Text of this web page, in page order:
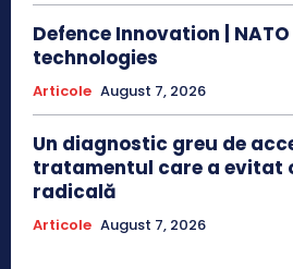
Defence Innovation |
technologies
Articole August 7, 2026
Un diagnostic greu de
tratamentul care a evitat
radicală
Articole August 7, 2026